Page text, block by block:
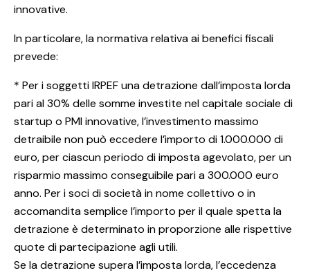
innovative.
In particolare, la normativa relativa ai benefici fiscali
prevede:
* Per i soggetti IRPEF una detrazione dall’imposta lorda
pari al 30% delle somme investite nel capitale sociale di
startup o PMI innovative, l’investimento massimo
detraibile non può eccedere l’importo di 1.000.000 di
euro, per ciascun periodo di imposta agevolato, per un
risparmio massimo conseguibile pari a 300.000 euro
anno. Per i soci di società in nome collettivo o in
accomandita semplice l’importo per il quale spetta la
detrazione è determinato in proporzione alle rispettive
quote di partecipazione agli utili.
Se la detrazione supera l’imposta lorda, l’eccedenza